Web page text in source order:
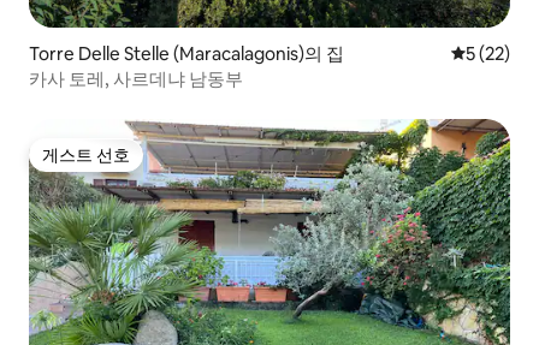
Torre Delle Stelle (Maracalagonis)의 집 평점 5점
5 (22)
카사 토레, 사르데냐 남동부
게스트 선호
게스트 선호